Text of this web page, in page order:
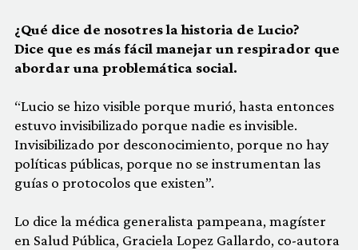
¿Qué dice de nosotres la historia de Lucio?
Dice que es más fácil manejar un respirador que
abordar una problemática social.
“Lucio se hizo visible porque murió, hasta entonces
estuvo invisibilizado porque nadie es invisible.
Invisibilizado por desconocimiento, porque no hay
políticas públicas, porque no se instrumentan las
guías o protocolos que existen”.
Lo dice la médica generalista pampeana, magíster
en Salud Pública, Graciela Lopez Gallardo, co-autora